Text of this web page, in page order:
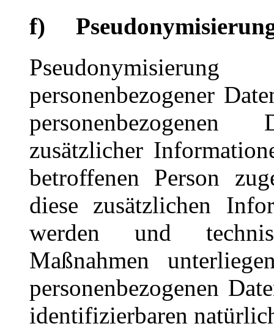
f)
personenbezogener
zusätzlicher
betroffenen Person
diese zusätzlichen
werden und
Maßnahmen
personenbezogenen
identifizierbaren